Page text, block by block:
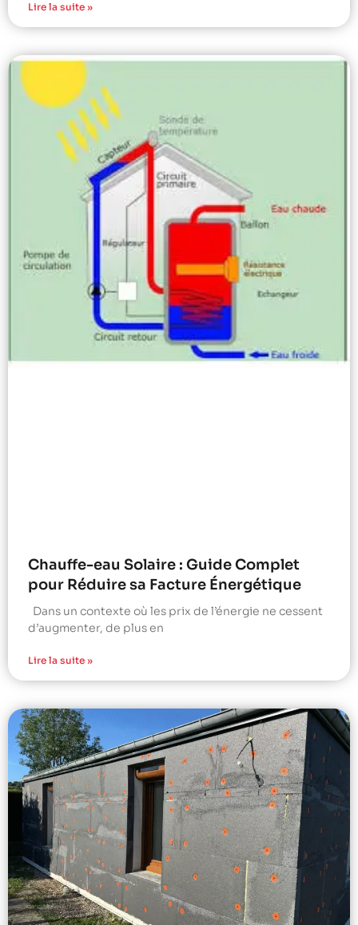
Lire la suite »
Chauffe-eau Solaire : Guide Complet
pour Réduire sa Facture Énergétique
Dans un contexte où les prix de l’énergie ne cessent
d’augmenter, de plus en
Lire la suite »